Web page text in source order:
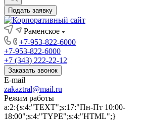
Подать заявку
Раменское
+7-953-822-6000
+7-953-822-6000
+7 (343) 222-22-12
Заказать звонок
E-mail
zakaztral@mail.ru
Режим работы
a:2:{s:4:"TEXT";s:17:"Пн-Пт 10:00-
18:00";s:4:"TYPE";s:4:"HTML";}